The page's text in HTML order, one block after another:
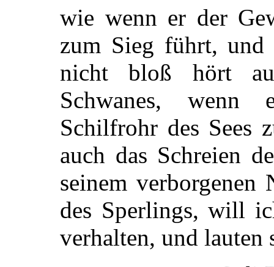
wie wenn er der
zum Sieg führt,
nicht bloß hört
Schwanes, wenn
Schilfrohr des Sees
auch das Schreien
seinem
des Sperlings, will
verhalten, und lauten